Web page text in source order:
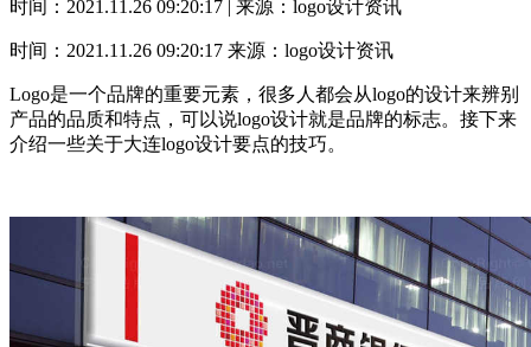
时间：2021.11.26 09:20:17 | 来源：logo设计资讯
时间：2021.11.26 09:20:17 来源：logo设计资讯
Logo是一个品牌的重要元素，很多人都会从logo的设计来辨别
产品的品质和特点，可以说logo设计就是品牌的标志。接下来
介绍一些关于大连logo设计要点的技巧。